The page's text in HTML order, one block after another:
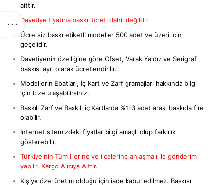
aittir.
Davetiye fiyatına baskı ücreti dahil değildir.
Ücretsiz baskı etiketli modeller 500 adet ve üzeri için
geçelidir.
Davetiyenin özelliğine göre Ofset, Varak Yaldız ve Serigraf
baskısı ayrı olarak ücretlendirilir.
Modellerin Ebatları, İç Kart ve Zarf gramajları hakkında bilgi
için bize ulaşabilirsiniz.
Baskılı Zarf ve Baskılı iç Kartlarda %1-3 adet arası baskıda fire
olabilir.
İnternet sitemizdeki fiyatlar bilgi amaçlı olup farklılık
gösterebilir.
Türkiye'nin Tüm İllerine ve ilçelerine anlaşmalı ile gönderim
yapılır. Kargo Alıcıya Aittir.
Kişiye özel üretim olduğu için iade kabul edilmez. Baskısı